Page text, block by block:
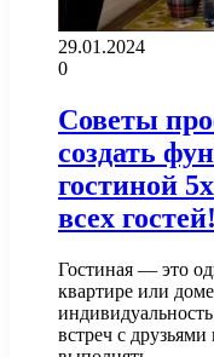
29.01.2024
0
Советы
создать
гостиной
всех гостей!
Гостиная — это
квартире или
встреч с